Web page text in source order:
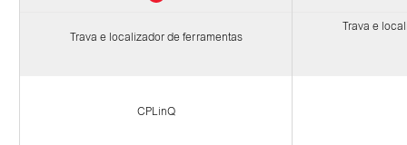
Trava e localizador de ferramentas
Trava e
CPLinQ